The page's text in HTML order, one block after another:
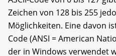
Zeichen von 128 bis 255
Möglichkeiten. Eine davon
Code (ANSI = American
der in Windows verwendet